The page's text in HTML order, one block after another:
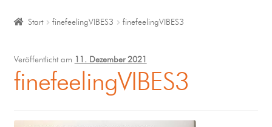
Coaching
Start finefeelingVIBES3 finefeelingVIBES3
Veröffentlicht am 11. Dezember 2021
finefeelingVIBES3